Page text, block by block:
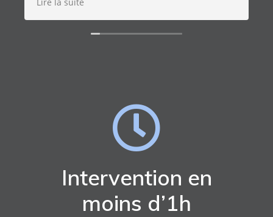
Lire la suite
Intervention en
moins d’1h